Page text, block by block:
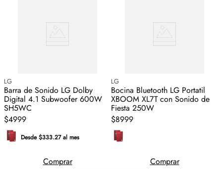
LG
Barra de Sonido LG Dolby
Digital 4.1 Subwoofer 600W
SH5WC
$4999
Desde $333.27 al mes
Comprar
LG
Bocina Bluetooth LG Portatil
XBOOM XL7T con Sonido de
Fiesta 250W
$8999
Comprar